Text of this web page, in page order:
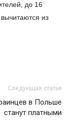
до 16
из
Следующая статья
в Польше
станут платными